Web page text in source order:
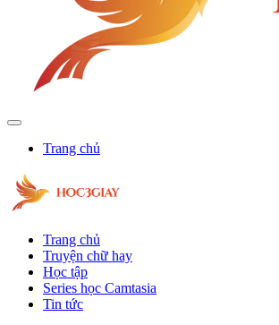
Trang chủ
Trang chủ
Truyện chữ hay
Học tập
Series học Camtasia
Tin tức